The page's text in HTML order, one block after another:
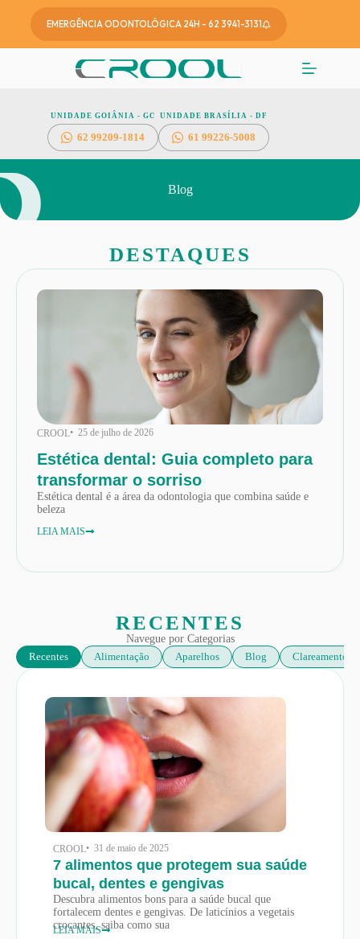
EMERGÊNCIA ODONTOLÓGICA 24H - 62 3941-3131
UNIDADE GOIÂNIA - GO
6299209-1814
UNIDADE BRASÍLIA - DF
61 99226-5008
Blog
DESTAQUES
CROOL• 25 de julho de 2026
Estética dental: Guia completo para
transformar o sorriso
Estética dental é a área da odontologia que combina saúde e
beleza
LEIA MAIS
RECENTES
Navegue por Categorias
Alimentação
Aparelhos Blog Clareamento
Recentes
CROOL• 31 de maio de 2025
7 alimentos que protegem sua saúde
bucal, dentes e gengivas
Descubra alimentos bons para a saúde bucal que
fortalecem dentes e gengivas. De laticínios a vegetais
crocantes, saiba como sua
LEIA MAIS